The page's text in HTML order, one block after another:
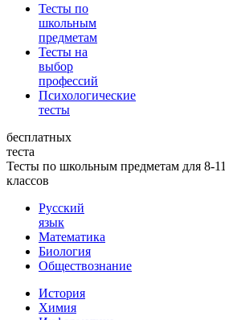
Тесты по
школьным
предметам
Тесты на
выбор
профессий
Психологические
тесты
бесплатных
теста
Тесты по школьным предметам для 8-11
классов
Русский
язык
Математика
Биология
Обществознание
История
Химия